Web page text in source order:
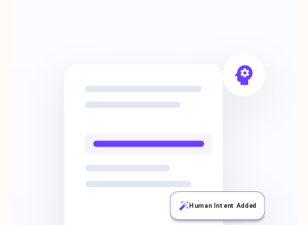
Human Intent Added